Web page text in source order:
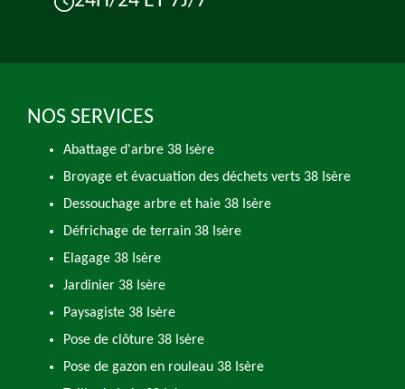
NOS SERVICES
Abattage d'arbre 38 Isère
Broyage et évacuation des déchets verts 38 Isère
Dessouchage arbre et haie 38 Isère
Défrichage de terrain 38 Isère
Elagage 38 Isère
Jardinier 38 Isère
Paysagiste 38 Isère
Pose de clôture 38 Isère
Pose de gazon en rouleau 38 Isère